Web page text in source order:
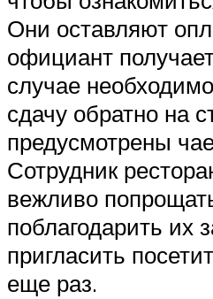
Они оставляют
официант
случае
сдачу обратно на
предусмотрены
Сотрудник
вежливо
поблагодарить их
пригласить
еще раз.